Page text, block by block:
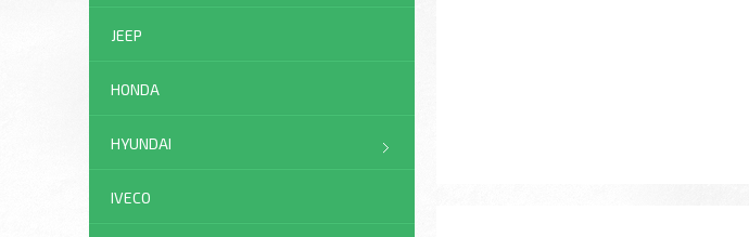
JEEP
HONDA
HYUNDAI
IVECO